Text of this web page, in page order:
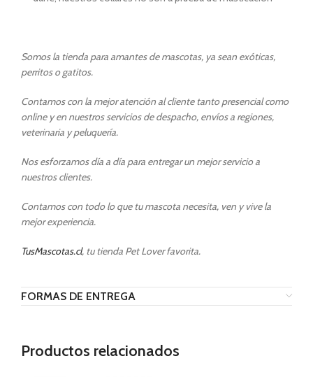
Somos la tienda para amantes de mascotas, ya sean exóticas,
perritos o gatitos.
Contamos con la mejor atención al cliente tanto presencial como
online y en nuestros servicios de despacho, envíos a regiones,
veterinaria y peluquería.
Nos esforzamos día a día para entregar un mejor servicio a
nuestros clientes.
Contamos con todo lo que tu mascota necesita, ven y vive la
mejor experiencia.
TusMascotas.cl, tu tienda Pet Lover favorita.
FORMAS DE ENTREGA
Productos relacionados